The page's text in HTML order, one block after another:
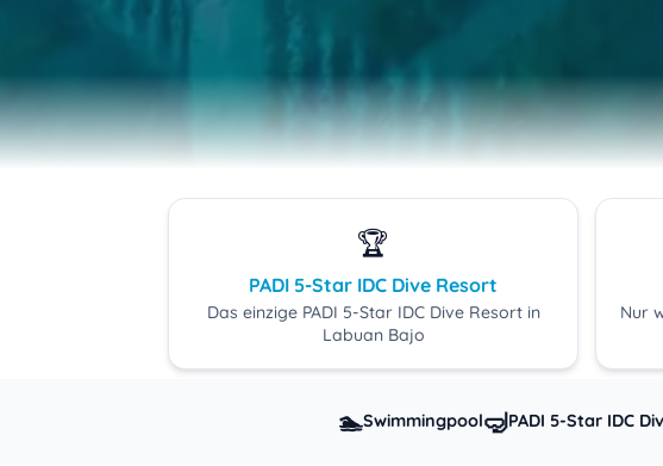
🏆
PADI 5-Star IDC Dive Resort
Das einzige PADI 5-Star IDC Dive Resort in
Labuan Bajo
Nur
🏊Swimmingpool🤿PADI 5-Star IDC